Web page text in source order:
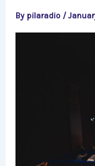
By pilaradio /